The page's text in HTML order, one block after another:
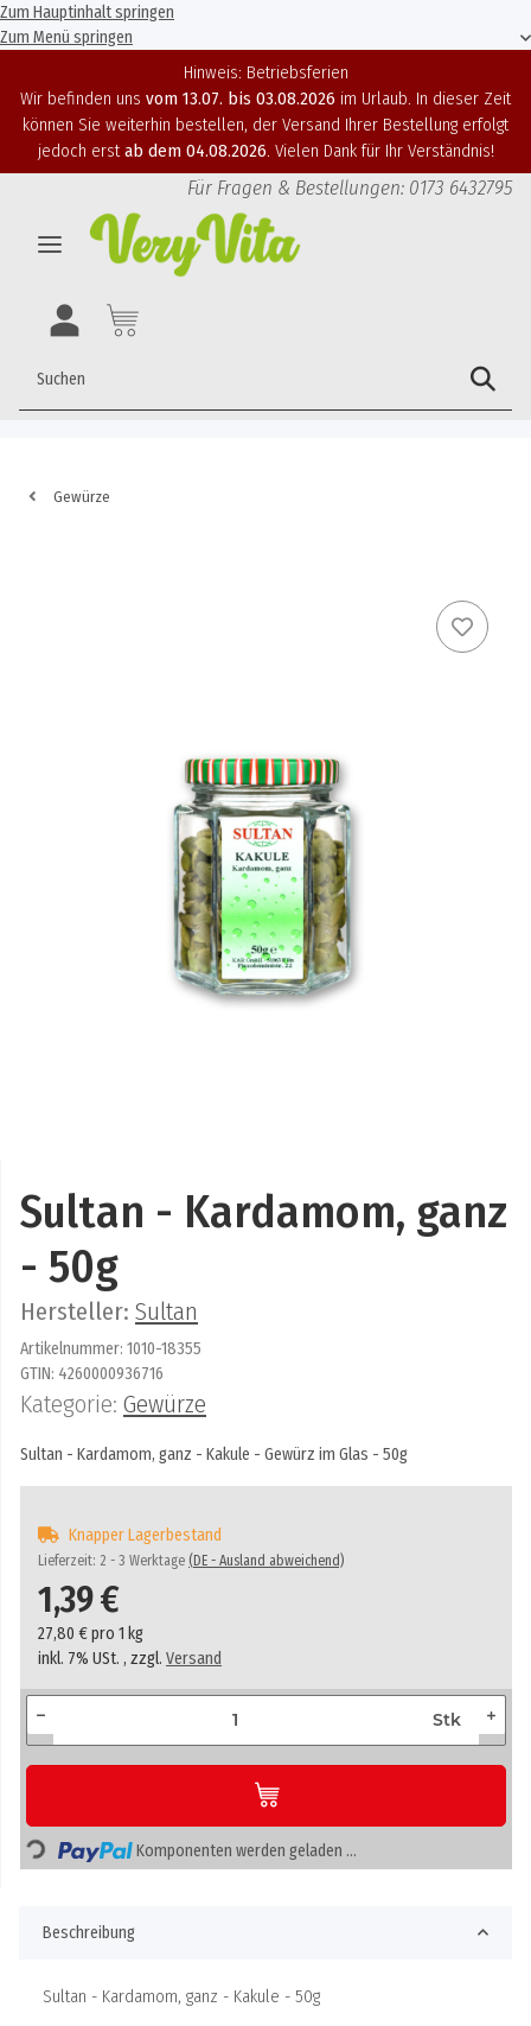
Zum Hauptinhalt springen
Zum Menü springen
Hinweis: Betriebsferien
Wir befinden uns vom 13.07. bis 03.08.2026 im Urlaub. In dieser Zeit
können Sie weiterhin bestellen, der Versand Ihrer Bestellung erfolgt
jedoch erstab dem 04.08.2026. Vielen Dank für Ihr Verständnis!
Für Fragen & Bestellungen: 0173 6432795
Gewürze
Sultan - Kardamom, ganz
- 50g
Hersteller: Sultan
Artikelnummer: 1010-18355
GTIN: 4260000936716
Kategorie: Gewürze
Sultan - Kardamom, ganz - Kakule - Gewürz im Glas - 50g
Knapper Lagerbestand
Lieferzeit: 2 - 3 Werktage (DE - Ausland abweichend)
1,39 €
27,80 € pro 1 kg
inkl. 7% USt. , zzgl. Versand
Stk
Loading... Komponenten werden geladen ...
Beschreibung
Sultan - Kardamom, ganz - Kakule - 50g